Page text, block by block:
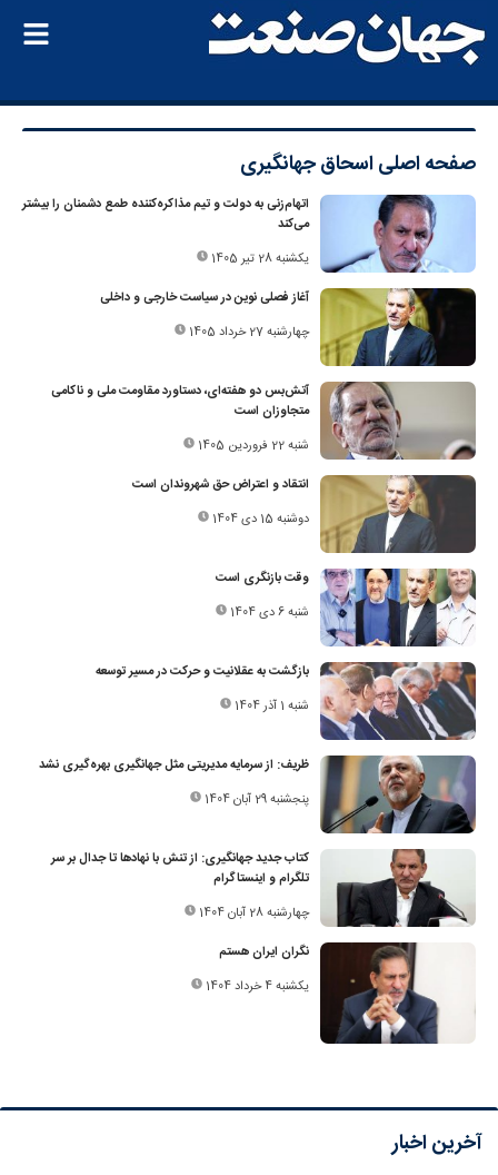
صفحه اصلیاسحاق جهانگیری
اتهام‌زنی به دولت و تیم مذاکره‌کننده طمع دشمنان را بیشتر
می‌کند
یکشنبه 28 تیر 1405
آغاز فصلی نوین در سیاست خارجی و داخلی
چهارشنبه 27 خرداد 1405
آتش‌بس دو هفته‌ای، دستاورد مقاومت ملی و ناکامی
متجاوزان است
شنبه 22 فروردین 1405
انتقاد و اعتراض حق شهروندان است
دوشنبه 15 دی 1404
وقت بازنگری است
شنبه 6 دی 1404
بازگشت به عقلانیت و حرکت در مسیر توسعه
شنبه 1 آذر 1404
ظریف: از سرمایه مدیریتی مثل جهانگیری بهره‌گیری نشد
پنجشنبه 29 آبان 1404
کتاب جدید جهانگیری: از تنش با نهادها تا جدال بر سر
تلگرام و اینستاگرام
چهارشنبه 28 آبان 1404
نگران ایران هستم
یکشنبه 4 خرداد 1404
آخرین اخبار